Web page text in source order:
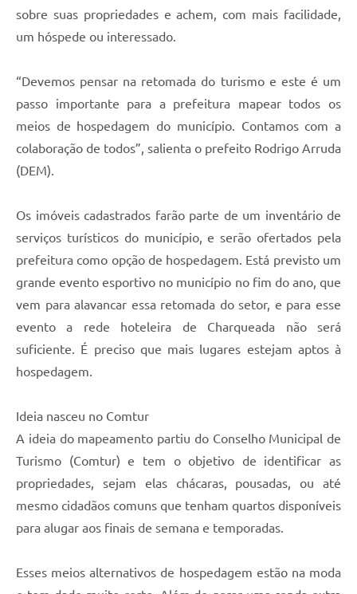
sobre suas propriedades e achem, com mais facilidade,
um hóspede ou interessado.
“Devemos pensar na retomada do turismo e este é um
passo importante para a prefeitura mapear todos os
meios de hospedagem do município. Contamos com a
colaboração de todos”, salienta o prefeito Rodrigo Arruda
(DEM).
Os imóveis cadastrados farão parte de um inventário de
serviços turísticos do município, e serão ofertados pela
prefeitura como opção de hospedagem. Está previsto um
grande evento esportivo no município no fim do ano, que
vem para alavancar essa retomada do setor, e para esse
evento a rede hoteleira de Charqueada não será
suficiente. É preciso que mais lugares estejam aptos à
hospedagem.
Ideia nasceu no Comtur
A ideia do mapeamento partiu do Conselho Municipal de
Turismo (Comtur) e tem o objetivo de identificar as
propriedades, sejam elas chácaras, pousadas, ou até
mesmo cidadãos comuns que tenham quartos disponíveis
para alugar aos finais de semana e temporadas.
Esses meios alternativos de hospedagem estão na moda